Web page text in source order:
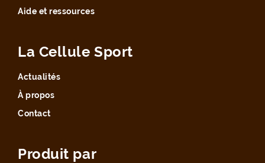
Aide et ressources
La Cellule Sport
Actualités
À propos
Contact
Produit par